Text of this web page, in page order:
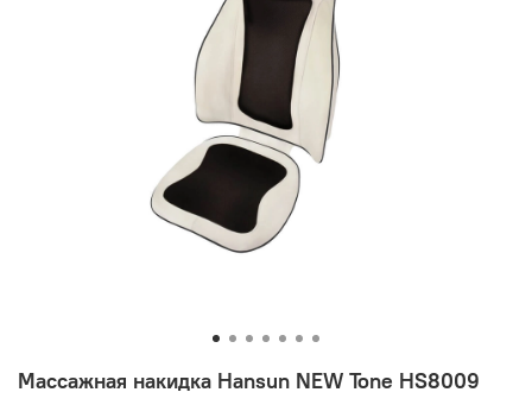
Массажная накидка Hansun NEW Tone HS8009